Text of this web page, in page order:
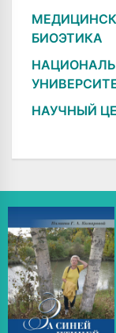
БИОЭТИКА
НАУЧНЫЙ